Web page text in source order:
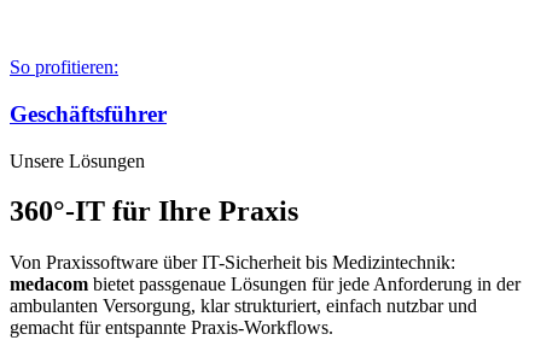
So profitieren:
Geschäfts­führer
Unsere Lösungen
360°-IT für Ihre Praxis
Von Praxissoftware über IT-Sicherheit bis Medizintechnik:
medacom bietet passgenaue Lösungen für jede Anforderung in der
ambulanten Versorgung, klar strukturiert, einfach nutzbar und
gemacht für entspannte Praxis-Workflows.